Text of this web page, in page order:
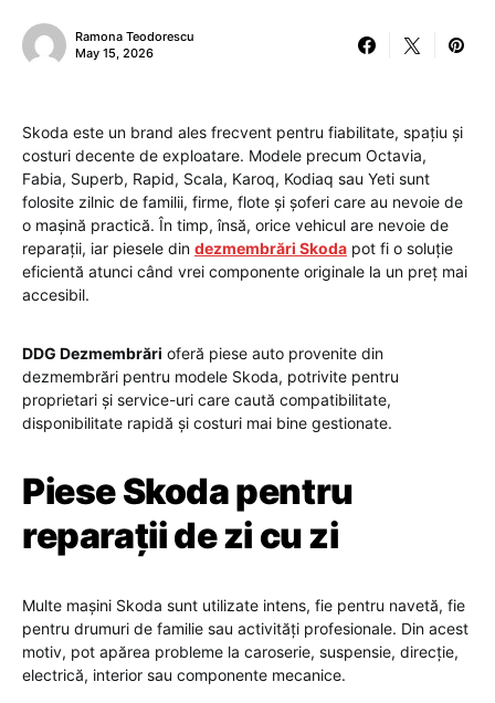
Ramona Teodorescu
May 15, 2026
Skoda este un brand ales frecvent pentru fiabilitate, spațiu și
costuri decente de exploatare. Modele precum Octavia,
Fabia, Superb, Rapid, Scala, Karoq, Kodiaq sau Yeti sunt
folosite zilnic de familii, firme, flote și șoferi care au nevoie de
o mașină practică. În timp, însă, orice vehicul are nevoie de
reparații, iar piesele din dezmembrări Skoda pot fi o soluție
eficientă atunci când vrei componente originale la un preț mai
accesibil.
DDG Dezmembrări oferă piese auto provenite din
dezmembrări pentru modele Skoda, potrivite pentru
proprietari și service-uri care caută compatibilitate,
disponibilitate rapidă și costuri mai bine gestionate.
Piese Skoda pentru
reparații de zi cu zi
Multe mașini Skoda sunt utilizate intens, fie pentru navetă, fie
pentru drumuri de familie sau activități profesionale. Din acest
motiv, pot apărea probleme la caroserie, suspensie, direcție,
electrică, interior sau componente mecanice.